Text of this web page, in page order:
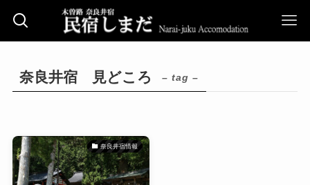
奈良井宿 見どころ – tag –
奈良井宿情報